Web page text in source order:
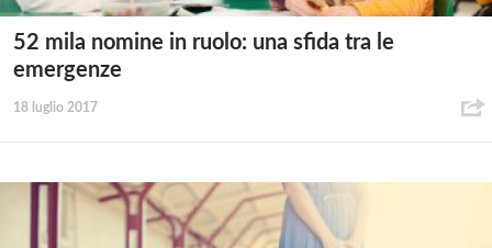
52 mila nomine in ruolo: una sfida tra le
emergenze
18 luglio 2017